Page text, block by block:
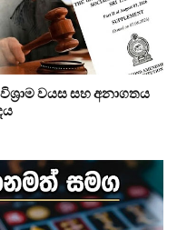
වයස සහ අනාගතය